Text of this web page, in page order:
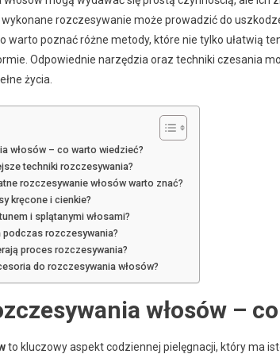
rozczesywanie może prowadzić do
warto poznać różne metody, które nie tylko ułatwią
Odpowiednie narzędzia oraz techniki czesania
życia.
włosów – co warto wiedzieć?
techniki rozczesywania?
rozczesywanie włosów warto znać?
kręcone i cienkie?
i splątanymi włosami?
rozczesywania?
proces rozczesywania?
do rozczesywania włosów?
włosów –
to kluczowy aspekt codziennej pielęgnacji, który ma